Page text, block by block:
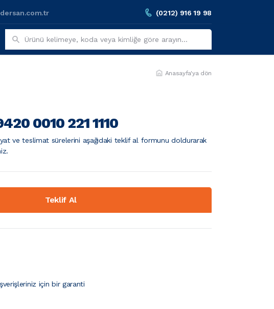
(0212) 916 19 98
Anasayfa'ya dön
0010 221 1110
ve teslimat sürelerini aşağıdaki teklif al formunu doldurarak
Teklif Al
için bir garanti